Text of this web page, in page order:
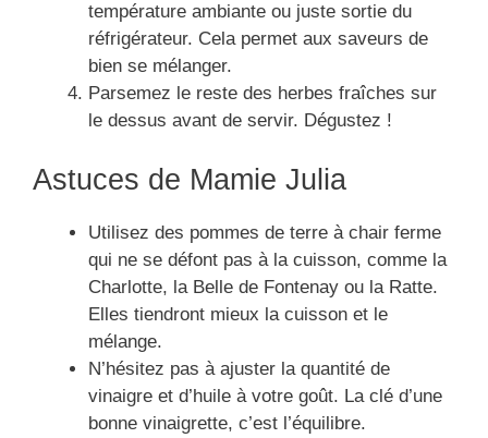
température ambiante ou juste sortie du
réfrigérateur. Cela permet aux saveurs de
bien se mélanger.
Parsemez le reste des herbes fraîches sur
le dessus avant de servir. Dégustez !
Astuces de Mamie Julia
Utilisez des pommes de terre à chair ferme
qui ne se défont pas à la cuisson, comme la
Charlotte, la Belle de Fontenay ou la Ratte.
Elles tiendront mieux la cuisson et le
mélange.
N’hésitez pas à ajuster la quantité de
vinaigre et d’huile à votre goût. La clé d’une
bonne vinaigrette, c’est l’équilibre.